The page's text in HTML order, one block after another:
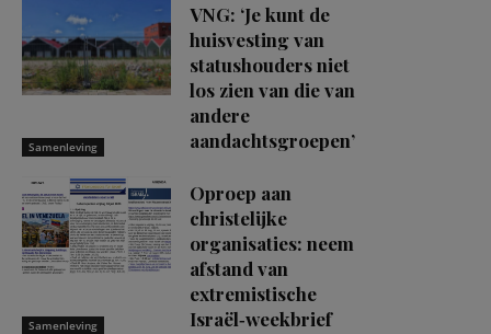
Samenleving
VNG: ‘Je kunt de
huisvesting van
statushouders niet
los zien van die van
andere
aandachtsgroepen’
Samenleving
Oproep aan
christelijke
organisaties: neem
afstand van
extremistische
Israël‑weekbrief